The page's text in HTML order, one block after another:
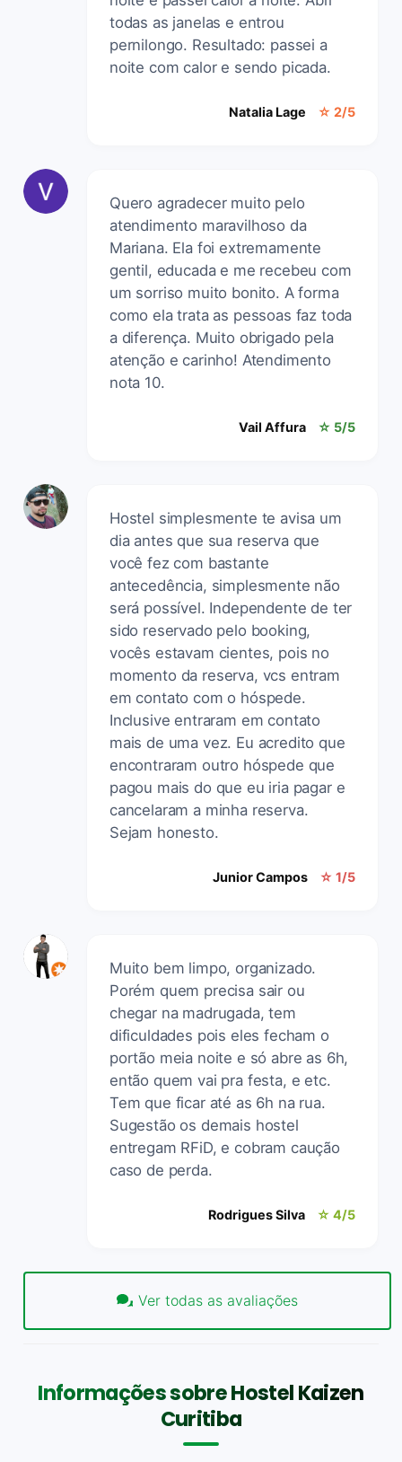
todas as janelas e entrou
pernilongo. Resultado: passei a
noite com calor e sendo picada.
Natalia Lage ☆ 2/5
Quero agradecer muito pelo
atendimento maravilhoso da
Mariana. Ela foi extremamente
gentil, educada e me recebeu com
um sorriso muito bonito. A forma
como ela trata as pessoas faz toda
a diferença. Muito obrigado pela
atenção e carinho! Atendimento
nota 10.
Vail Affura ☆ 5/5
Hostel simplesmente te avisa um
dia antes que sua reserva que
você fez com bastante
antecedência, simplesmente não
será possível. Independente de ter
sido reservado pelo booking,
vocês estavam cientes, pois no
momento da reserva, vcs entram
em contato com o hóspede.
Inclusive entraram em contato
mais de uma vez. Eu acredito que
encontraram outro hóspede que
pagou mais do que eu iria pagar e
cancelaram a minha reserva.
Sejam honesto.
Junior Campos ☆ 1/5
Muito bem limpo, organizado.
Porém quem precisa sair ou
chegar na madrugada, tem
dificuldades pois eles fecham o
portão meia noite e só abre as 6h,
então quem vai pra festa, e etc.
Tem que ficar até as 6h na rua.
Sugestão os demais hostel
entregam RFiD, e cobram caução
caso de perda.
Rodrigues Silva ☆ 4/5
Ver todas as avaliações
Informações sobre Hostel Kaizen
Curitiba